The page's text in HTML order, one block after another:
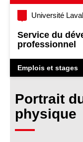
Université Laval
Service du
professionnel
Emplois et stages
Portrait
physique